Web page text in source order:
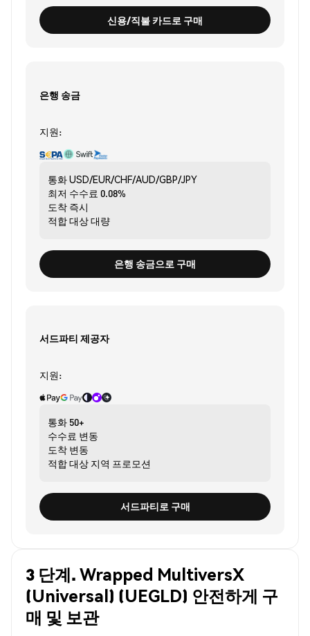
신용/직불 카드로 구매
은행 송금
지원:
통화USD/EUR/CHF/AUD/GBP/JPY
최저 수수료 0.08%
도착 즉시
적합 대상대량
은행 송금으로 구매
서드파티 제공자
지원:
통화 50+
수수료 변동
도착 변동
적합 대상 지역 프로모션
서드파티로 구매
3 단계. Wrapped MultiversX
(Universal) (UEGLD) 안전하게 구
매 및 보관